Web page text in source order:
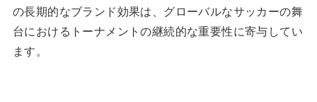
の長期的なブランド効果は、グローバルなサッカーの舞
台におけるトーナメントの継続的な重要性に寄与してい
ます。